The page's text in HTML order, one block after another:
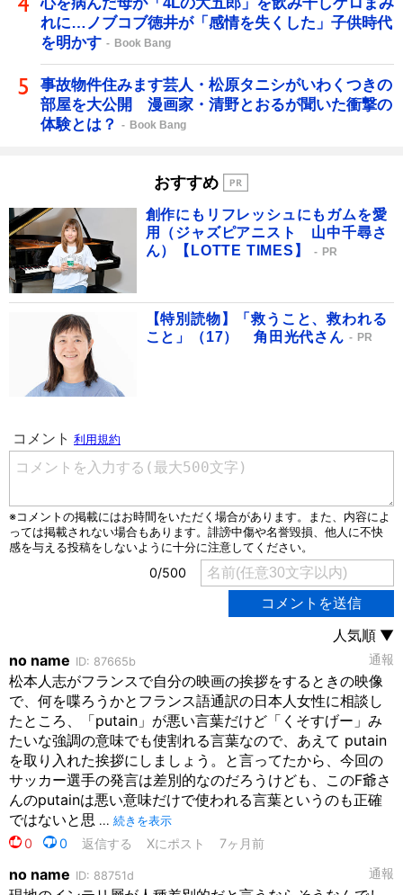
れに…ノブコブ徳井が「感情を失くした」子供時代
を明かす
Book Bang
事故物件住みます芸人・松原タニシがいわくつきの
部屋を大公開 漫画家・清野とおるが聞いた衝撃の
体験とは？
Book Bang
おすすめ
創作にもリフレッシュにもガムを愛
用（ジャズピアニスト 山中千尋さ
ん）【LOTTE TIMES】
PR
【特別読物】「救うこと、救われる
こと」（17） 角田光代さん
PR